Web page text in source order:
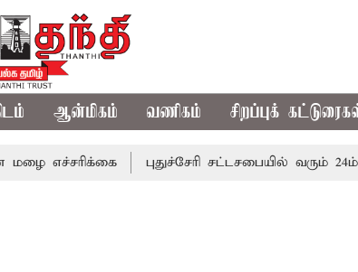
ஆன்மிகம் வணிகம் சிறப்புக்
புதுச்சேரி சட்டசபையில் வரும் 24ம் தேதி